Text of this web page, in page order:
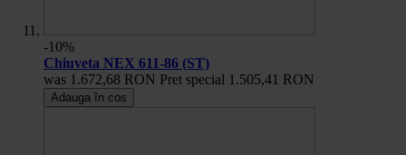
-10%
Chiuveta NEX 611-86 (ST)
was 1.672,68 RON Pret special 1.505,41 RON
Adauga în cos